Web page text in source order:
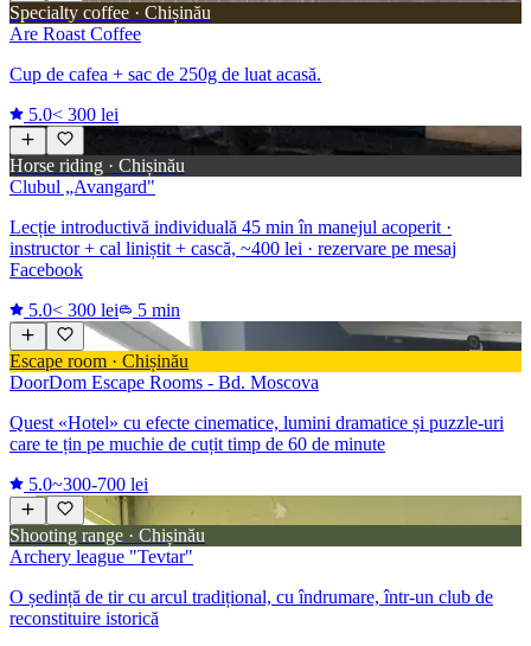
Specialty coffee · Chișinău
Are Roast Coffee
Cup de cafea + sac de 250g de luat acasă.
5.0< 300 lei
Horse riding · Chișinău
Clubul „Avangard"
Lecție introductivă individuală 45 min în manejul acoperit ·
instructor + cal liniștit + cască, ~400 lei · rezervare pe mesaj
Facebook
5.0< 300 lei 5 min
Escape room · Chișinău
DoorDom Escape Rooms - Bd. Moscova
Quest «Hotel» cu efecte cinematice, lumini dramatice și puzzle-uri
care te țin pe muchie de cuțit timp de 60 de minute
5.0~300-700 lei
Shooting range · Chișinău
Archery league "Tevtar"
O ședință de tir cu arcul tradițional, cu îndrumare, într-un club de
reconstituire istorică